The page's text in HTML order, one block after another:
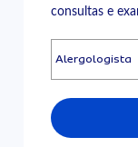
consultas e